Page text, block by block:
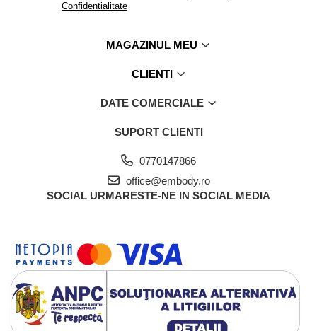
Confidentialitate
MAGAZINUL MEU
CLIENTI
DATE COMERCIALE
SUPORT CLIENTI
0770147866
office@embody.ro
SOCIAL URMARESTE-NE IN SOCIAL MEDIA